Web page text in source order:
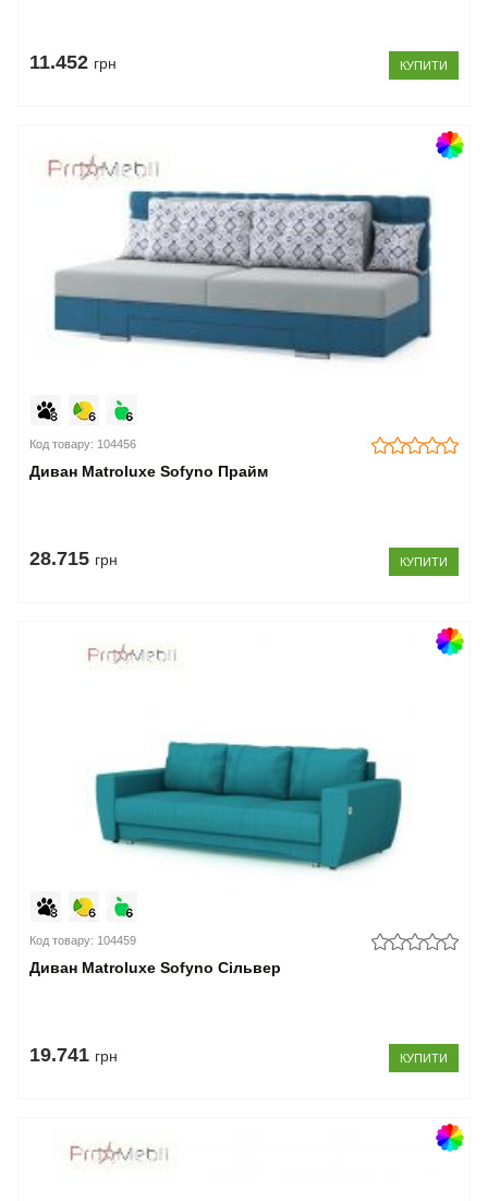
11.452 грн КУПИТИ
Код товару: 104456
Диван Matroluxe Sofyno Прайм
28.715 грн КУПИТИ
Код товару: 104459
Диван Matroluxe Sofyno Сільвер
19.741 грн КУПИТИ